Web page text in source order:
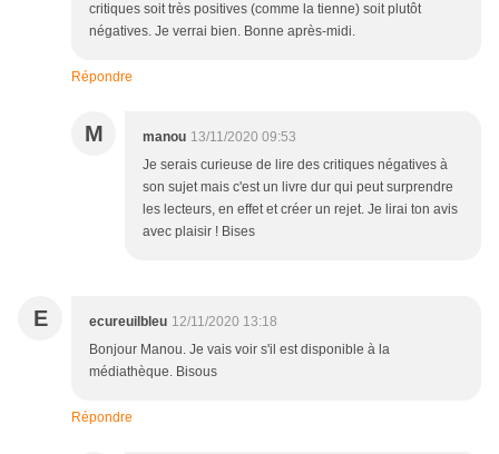
critiques soit très positives (comme la tienne) soit plutôt
négatives. Je verrai bien. Bonne après-midi.
Répondre
M manou 13/11/2020 09:53
Je serais curieuse de lire des critiques négatives à
son sujet mais c'est un livre dur qui peut surprendre
les lecteurs, en effet et créer un rejet. Je lirai ton avis
avec plaisir ! Bises
E ecureuilbleu 12/11/2020 13:18
Bonjour Manou. Je vais voir s'il est disponible à la
médiathèque. Bisous
Répondre